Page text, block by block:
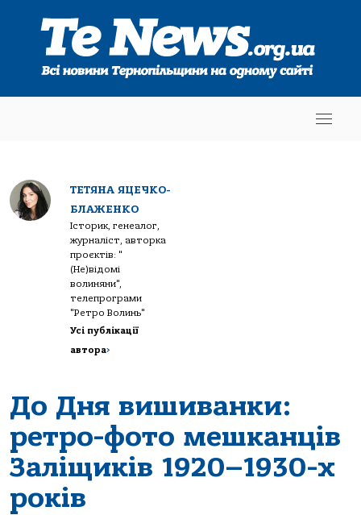
ТЕТЯНА ЯЦЕЧКО-
БЛАЖЕНКО
Історик, генеалог,
журналіст, авторка
проєктів: "
(Не)відомі
волиняни",
телепрограми
"Ретро Волинь"
Усі публікації
автора>
До Дня вишиванки:
ретро-фото мешканців
Заліщиків 1920–1930-х
років